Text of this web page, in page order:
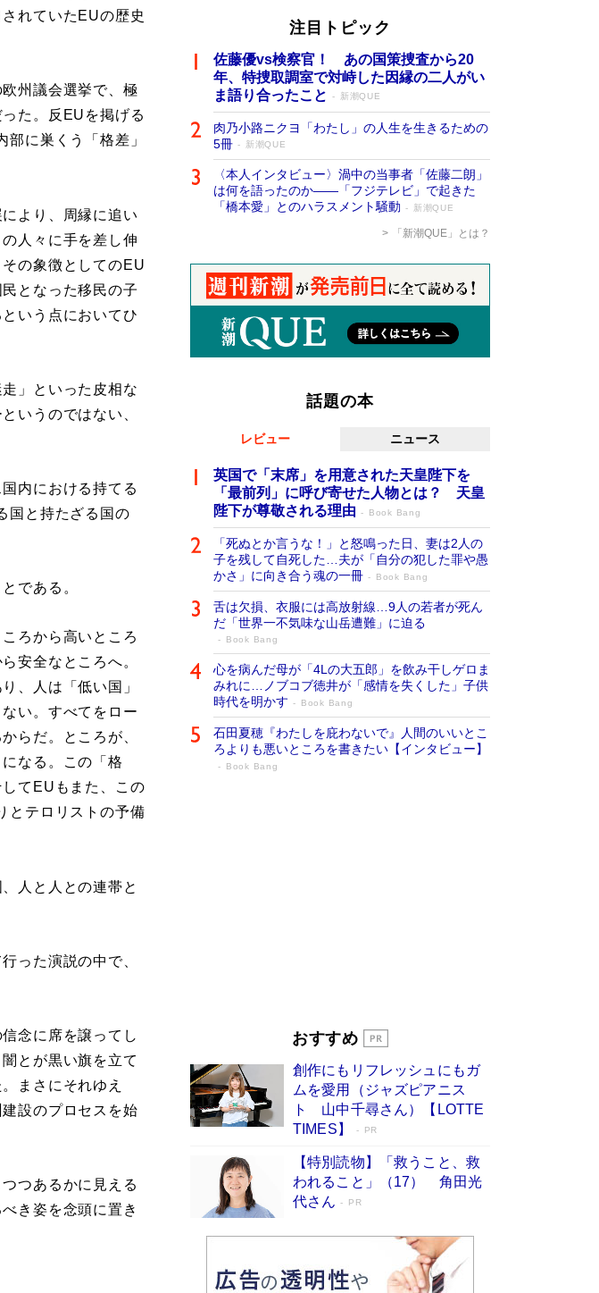
れていたEUの歴史
州議会選挙で、極
た。反EUを掲げる
に巣くう「格差」
より、周縁に追い
人々に手を差し伸
の象徴としてのEU
となった移民の子
いう点においてひ
」といった皮相な
いうのではない、
内における持てる
国と持たざる国の
である。
ろから高いところ
安全なところへ。
、人は「低い国」
い。すべてをロー
らだ。ところが、
なる。この「格
てEUもまた、この
とテロリストの予備
人と人との連帯と
った演説の中で、
念に席を譲ってし
とが黒い旗を立て
まさにそれゆえ
設のプロセスを始
つあるかに見える
き姿を念頭に置き
注目トピック
佐藤優vs検察官！ あの国策捜査から20
年、特捜取調室で対峙した因縁の二人がい
ま語り合ったこと
新潮QUE
肉乃小路ニクヨ「わたし」の人生を生きるための
5冊
新潮QUE
〈本人インタビュー〉渦中の当事者「佐藤二朗」
は何を語ったのか――「フジテレビ」で起きた
「橋本愛」とのハラスメント騒動
新潮QUE
「新潮QUE」とは？
話題の本
レビュー ニュース
英国で「末席」を用意された天皇陛下を
「最前列」に呼び寄せた人物とは？ 天皇
陛下が尊敬される理由
Book Bang
「死ぬとか言うな！」と怒鳴った日、妻は2人の
子を残して自死した…夫が「自分の犯した罪や愚
かさ」に向き合う魂の一冊
Book Bang
舌は欠損、衣服には高放射線…9人の若者が死ん
だ「世界一不気味な山岳遭難」に迫る
Book Bang
心を病んだ母が「4Lの大五郎」を飲み干しゲロま
みれに…ノブコブ徳井が「感情を失くした」子供
時代を明かす
Book Bang
石田夏穂『わたしを庇わないで』人間のいいとこ
ろよりも悪いところを書きたい【インタビュー】
Book Bang
「『火垂るの墓』は、大嘘である」原作者が抱き
続けた“自責の念”とは…「自己憐憫は描きたくな
い」監督が徹底的にこだわったこと（後編） #
戦争の記憶
Book Bang
おすすめ
創作にもリフレッシュにもガ
ムを愛用（ジャズピアニス
ト 山中千尋さん）【LOTTE
TIMES】
PR
【特別読物】「救うこと、救
われること」（17） 角田光
代さん
PR